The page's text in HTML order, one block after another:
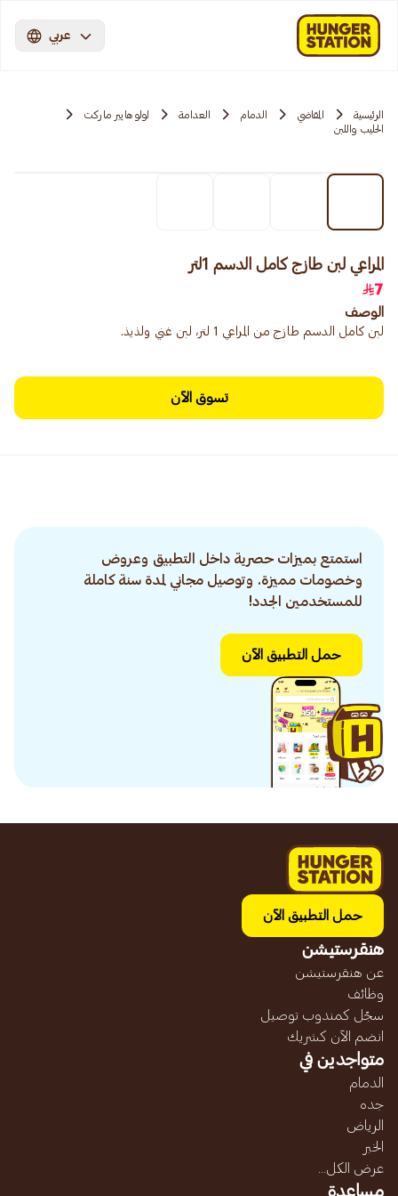
عربي
الرئيسية المقاضي الدمام العدامة
لولو هايبر ماركت
الحليب واللبن
المراعي لبن طازج كامل الدسم 1لتر
7
الوصف
لبن كامل الدسم طازج من المراعي 1 لتر، لبن غني ولذيذ.
تسوق الآن
استمتع بميزات حصرية داخل التطبيق وعروض
وخصومات مميزة. وتوصيل مجاني لمدة سنة كاملة
للمستخدمين الجدد!
حمل التطبيق الآن
حمل التطبيق الآن
هنقرستيشن
عن هنقرستيشن
وظائف
سجّل كمندوب توصيل
انضم الآن كشريك
متواجدين في
الدمام
جده
الرياض
الخبر
عرض الكل...
مساعدة